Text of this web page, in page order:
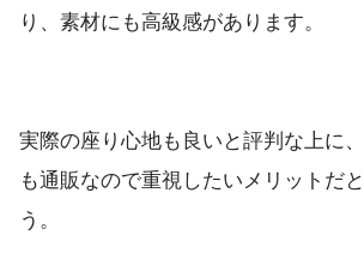
り、素材にも高級感があります。
実際の座り心地も良いと評判な上に
も通販なので重視したいメリットだ
う。